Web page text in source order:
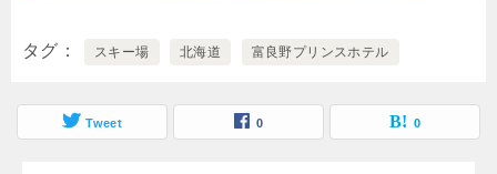
タグ スキー場 北海道 富良野プリンスホテル
Tweet 0 0